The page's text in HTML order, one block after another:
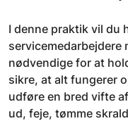
I denne praktik vil du
servicemedarbejdere
nødvendige for at
sikre, at alt fungerer
udføre en bred vifte
ud, feje, tømme